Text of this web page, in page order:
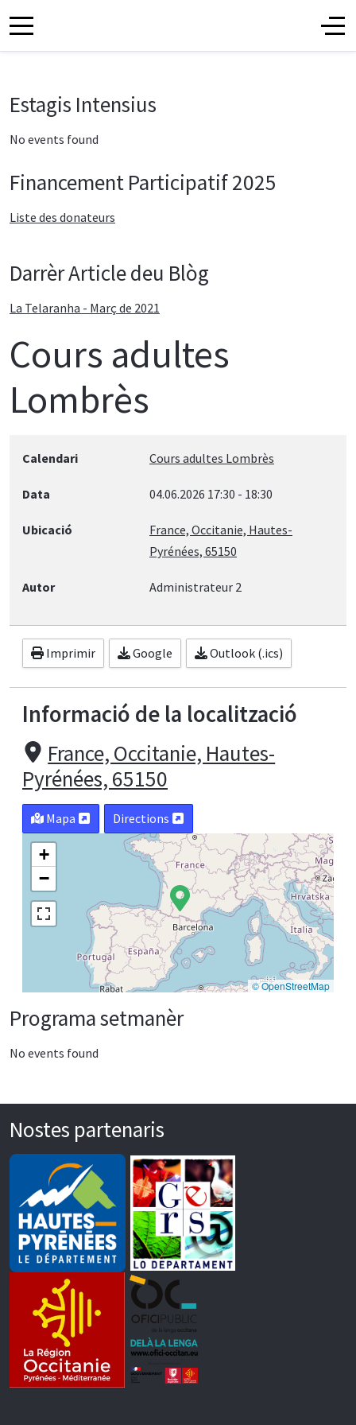
Estagis Intensius
No events found
Financement Participatif 2025
Liste des donateurs
Darrèr Article deu Blòg
La Telaranha - Març de 2021
Cours adultes
Lombrès
Calendari Cours adultes Lombrès
Data 04.06.2026 17:30 - 18:30
Ubicació
France, Occitanie, Hautes-
Pyrénées, 65150
Autor Administrateur 2
Imprimir Google Outlook (.ics)
Informació de la localització
France, Occitanie, Hautes-
Pyrénées, 65150
Mapa Directions
+
−
© OpenStreetMap
Programa setmanèr
No events found
Nostes partenaris